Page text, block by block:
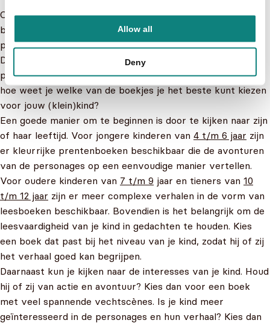
Allow all
Deny
Op Kinderboekjes.nl zijn er talloze Star Wars kinderboeken
beschikbaar voor jonge lezers, van
puzzelboeken envoorleesboekenover Star Wars.
Daarnaast kun je ook kiezen voor een Star Wars
puzzelboek of geluidenboek voor de echte kleintjes. Maar
hoe weet je welke van de boekjes je het beste kunt kiezen
voor jouw (klein)kind?
Een goede manier om te beginnen is door te kijken naar zijn
of haar leeftijd. Voor jongere kinderen van 4 t/m 6 jaar zijn
er kleurrijke prentenboeken beschikbaar die de avonturen
van de personages op een eenvoudige manier vertellen.
Voor oudere kinderen van 7 t/m 9 jaar en tieners van 10
t/m 12 jaar zijn er meer complexe verhalen in de vorm van
leesboeken beschikbaar. Bovendien is het belangrijk om de
leesvaardigheid van je kind in gedachten te houden. Kies
een boek dat past bij het niveau van je kind, zodat hij of zij
het verhaal goed kan begrijpen.
Daarnaast kun je kijken naar de interesses van je kind. Houd
hij of zij van actie en avontuur? Kies dan voor een boek
met veel spannende vechtscènes. Is je kind meer
geïnteresseerd in de personages en hun verhaal? Kies dan